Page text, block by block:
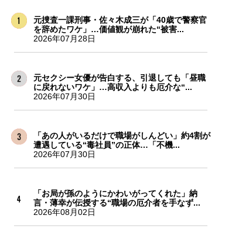
元捜査一課刑事・佐々木成三が「40歳で警察官
を辞めたワケ」…価値観が崩れた“被害...
2026年07月28日
元セクシー女優が告白する、引退しても「昼職
に戻れないワケ」…高収入よりも厄介な“...
2026年07月30日
「あの人がいるだけで職場がしんどい」約4割が
遭遇している“毒社員”の正体…「不機...
2026年07月30日
「お局が孫のようにかわいがってくれた」納
言・薄幸が伝授する“職場の厄介者を手なず...
2026年08月02日